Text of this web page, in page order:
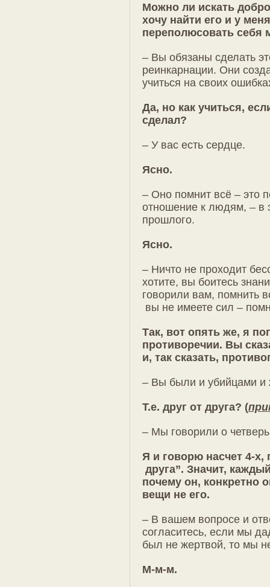
Можно ли искать
хочу найти его и у
переполюсовать себя
– Вы обязаны сделать
реинкарнации. Они
учиться на своих
Да, но как учиться,
сделал?
– У вас есть сердце.
Ясно.
– Оно помнит всё – это
отношение к людям, – в
прошлого.
Ясно.
– Ничто не проходит
хотите, вы боитесь
говорили вам, помнить
вы не имеете сил –
Так, вот опять же, я
противоречии. Вы
и, так сказать,
– Вы были и убийцами и
Т.е. друг от друга? (
– Мы говорили о
Я и говорю насчет 4-х,
друга”. Значит,
почему он, конкретно
вещи не его.
– В вашем вопросе и
согласитесь, если мы
был не жертвой, то мы
М-м-м.